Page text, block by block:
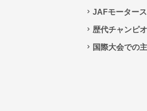
JAFモーター
歴代チャンピ
国際大会での